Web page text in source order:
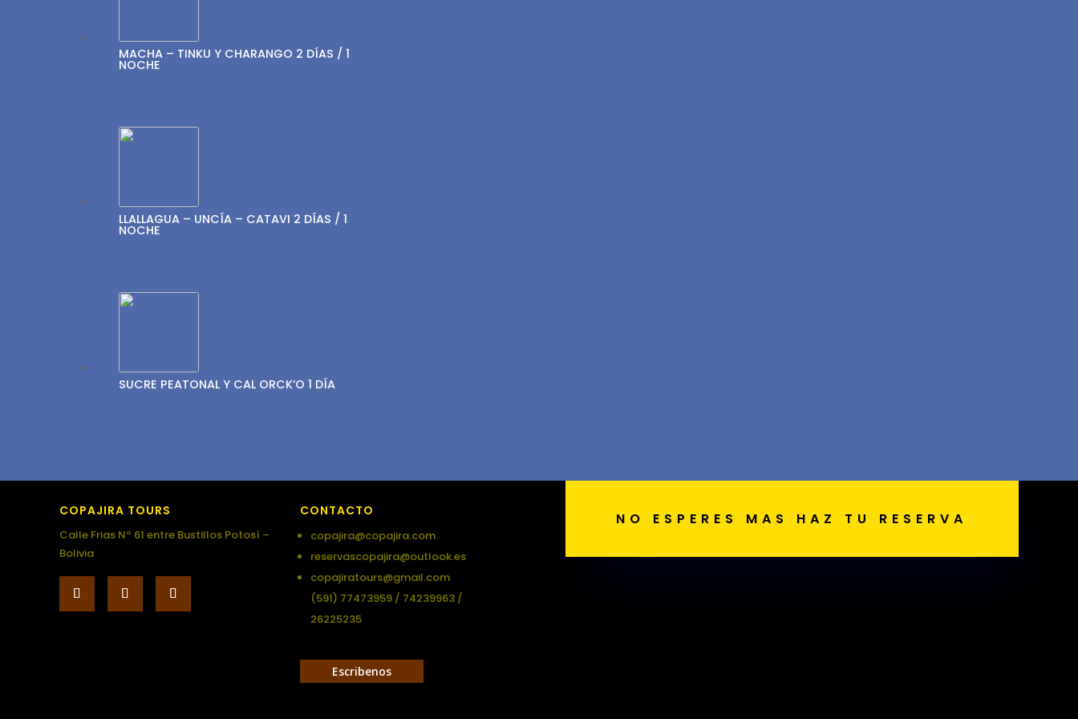
MACHA – TINKU Y CHARANGO 2 DÍAS / 1
NOCHE
LLALLAGUA – UNCÍA – CATAVI 2 DÍAS / 1
NOCHE
SUCRE PEATONAL Y CAL ORCK’O 1 DÍA
COPAJIRA TOURS
Calle Frias Nº 61 entre Bustillos Potosí –
Bolivia
CONTACTO
copajira@copajira.com
reservascopajira@outlook.es
copajiratours@gmail.com
(591) 77473959 / 74239963 /
26225235
Escribenos
NO ESPERES MAS HAZ TU RESERVA